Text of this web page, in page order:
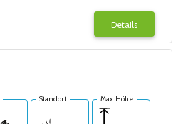
Details
Standort Max. Höhe